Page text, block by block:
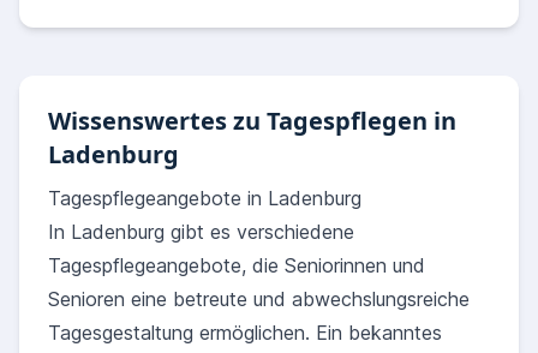
Wissenswertes zu Tagespflegen in
Ladenburg
Tagespflegeangebote in Ladenburg
In Ladenburg gibt es verschiedene
Tagespflegeangebote, die Seniorinnen und
Senioren eine betreute und abwechslungsreiche
Tagesgestaltung ermöglichen. Ein bekanntes